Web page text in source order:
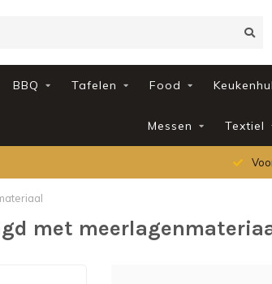
BBQ Tafelen Food
Messen Textiel
met